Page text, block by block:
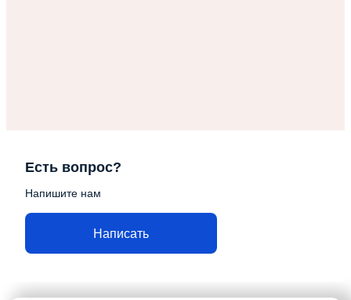
Есть вопрос?
Напишите нам
Написать